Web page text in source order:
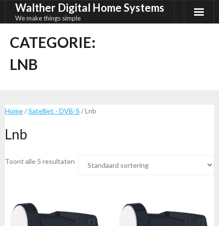
inhoud
Walther Digital Home Systems
We make things simple
CATEGORIE:
LNB
Home/Satelliet - DVB-S / Lnb
Lnb
Toont alle 5 resultaten